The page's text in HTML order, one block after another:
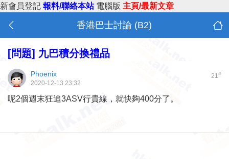
新會員登記 報料/聯絡本站 電腦版 主頁/最新文章
香港巴士討論 (B2)
[問題] 九巴積分換禮品
21#
Phoenix
2020-12-13 23:32
呢2個週末狂追3ASV行貴線，就快夠400分了。